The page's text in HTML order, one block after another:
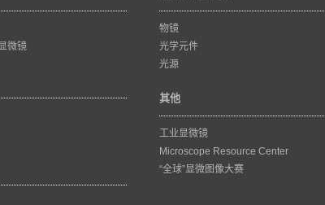
微镜
物镜
光学元件
光源
其他
工业显微镜
Microscope Resource Center
“全球”显微图像大赛